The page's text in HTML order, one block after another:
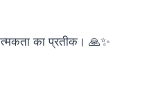
का प्रतीक। 🙏✨